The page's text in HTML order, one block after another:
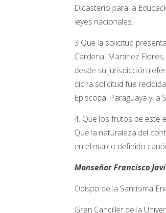
Dicasterio para la
leyes nacionales.
3 Que la solicitud
Cardenal Martínez
desde su jurisdicción
dicha solicitud fue
Episcopal Paraguaya y
4. Que los frutos de este
Que la naturaleza del
en el marco definido
Monseñor Francisco
Obispo de la Santísima
Gran Canciller de la